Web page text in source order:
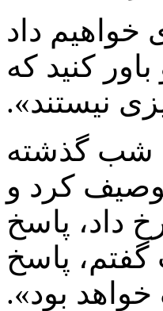
داد
کنید که
نیستند».
شب گذشته
کرد و
پاسخ
پاسخ
خواهد بود».